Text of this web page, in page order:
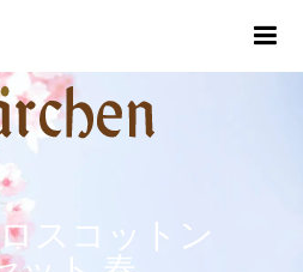
スコットン